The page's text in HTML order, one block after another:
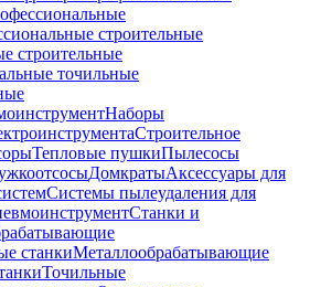
строительные
строительные
точильные
Наборы
Строительное
Тепловые пушкиПылесосы
ДомкратыАксессуары для
Системы пылеудаления для
Станки и
станкиМеталлообрабатывающие
Точильные